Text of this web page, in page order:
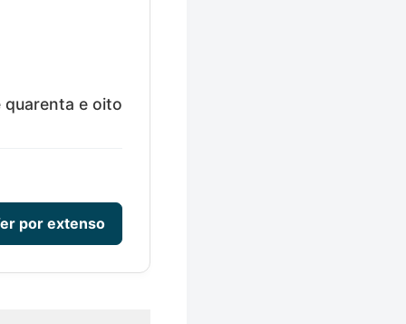
e oito
por extenso